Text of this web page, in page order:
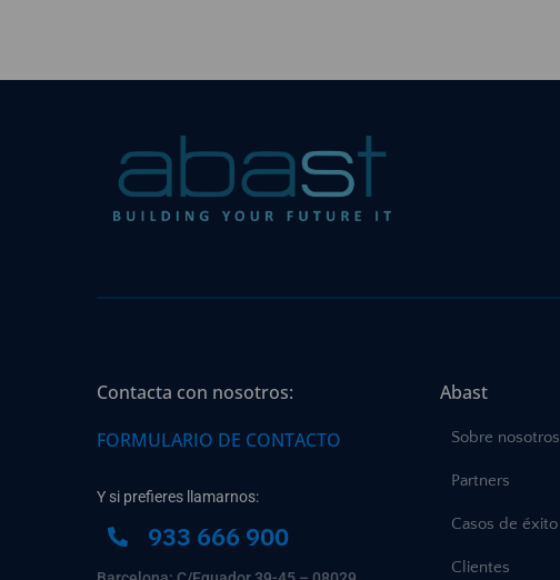
Contacta con nosotros:
FORMULARIO DE CONTACTO
Y si prefieres llamarnos:
933 666 900
Abast
Sobre nosotros
Partners
Casos de éxito
Clientes